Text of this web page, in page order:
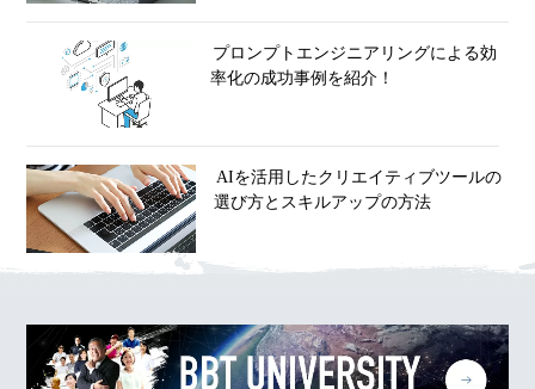
プロンプトエンジニアリングによる効
率化の成功事例を紹介！
AIを活用したクリエイティブツールの
選び方とスキルアップの方法